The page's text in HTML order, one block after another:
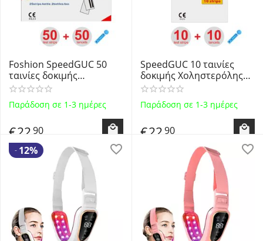
Foshion SpeedGUC 50
ταινίες δοκιμής
Σακχάρου για τον
Ψηφιακό Αναλυτή
SpeedGUC GUC-1 3 σε 1 -
50pcs Blood Glucose Test
Strips + 50pcs Lancets
Παράδοση σε 1-3 ημέρες
€2290
SpeedGUC 10 ταινίες
δοκιμής Χοληστερόλης
για τον Ψηφιακό Αναλυτή
SpeedGUC GUC-1 by
Foshion/Zealson - 10pcs
Cholesterol Test Strips +
10pcs Lancets
Παράδοση σε 1-3 ημέρες
€2290
- 12%